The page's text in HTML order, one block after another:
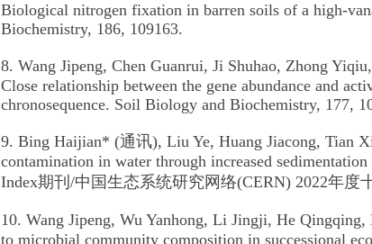
Biological nitrogen fixation in barren soils of a high-
Biochemistry, 186, 109163.
8. Wang Jipeng, Chen Guanrui, Ji Shuhao, Zhong
Close relationship between the gene abundance and
chronosequence. Soil Biology and Biochemistry, 177,
9. Bing Haijian* (通讯), Liu Ye, Huang Jiacong, Tian
contamination in water through increased
Index期刊/中国生态系统研究网络(CERN) 2022年度
10. Wang Jipeng, Wu Yanhong, Li Jingji, He
to microbial community composition in successional